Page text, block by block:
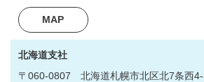
MAP
北海道支社
〒060-0807 北海道札幌市北区北7条西4-